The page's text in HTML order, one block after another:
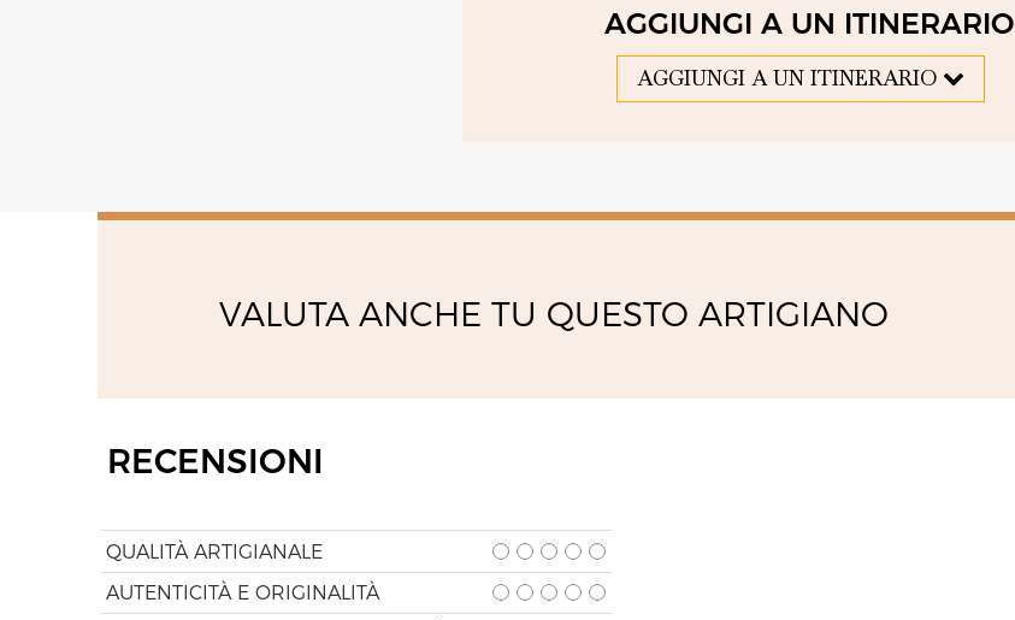
AGGIUNGI A UN ITINERARIO
AGGIUNGI A UN ITINERARIO
VALUTA ANCHE TU QUESTO ARTIGIANO
RECENSIONI
QUALITÀ ARTIGIANALE
AUTENTICITÀ E ORIGINALITÀ